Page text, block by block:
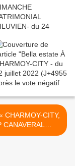
CHARMOY-CITY,
CANAVERAL
ET